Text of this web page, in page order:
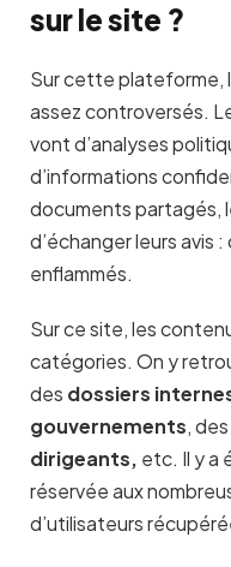
sur le site ?
Sur cette plateforme,
assez controversés.
vont d’analyses
d’informations
documents partagés,
d’échanger leurs avis
enflammés.
Sur ce site, les
catégories. On y
des dossiers
gouvernements, des
dirigeants, etc. Il y a
réservée aux
d’utilisateurs